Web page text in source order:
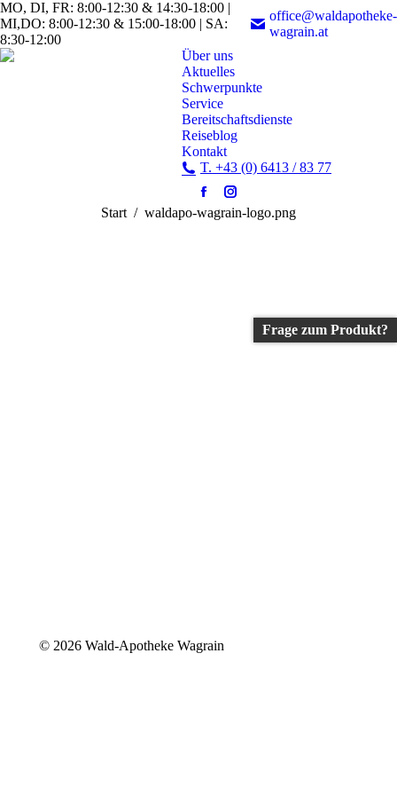
MO, DI, FR: 8:00-12:30 & 14:30-18:00 |
MI,DO: 8:00-12:30 & 15:00-18:00 | SA:
8:30-12:00
office@waldapotheke-
wagrain.at
Über uns
Aktuelles
Schwerpunkte
Service
Bereitschaftsdienste
Reiseblog
Kontakt
T. +43 (0) 6413 / 83 77
Facebook
page
Instagram
page
Sie befinden sich hier:
Start waldapo-wagrain-logo.png
© 2026 Wald-Apotheke Wagrain
Frage zum Produkt?